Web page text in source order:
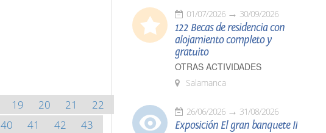
19 20 21
22
40 41 42
43
01/07/2026 30/09/2026
122 Becas de residencia con
alojamiento completo y
gratuito
OTRAS ACTIVIDADES
Salamanca
26/06/2026 31/08/2026
Exposición El gran banquete II